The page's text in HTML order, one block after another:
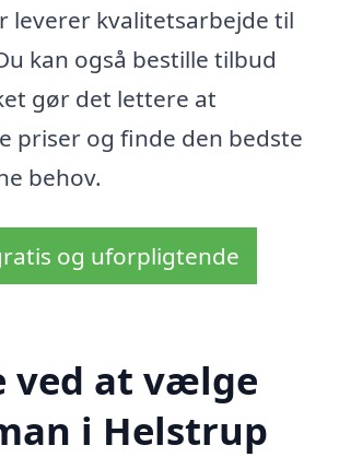
leverer kvalitetsarbejde til
kan også bestille tilbud
gør det lettere at
priser og finde den bedste
behov.
og uforpligtende
ved at vælge
i Helstrup